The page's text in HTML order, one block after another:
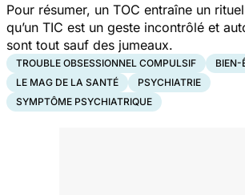
Pour résumer, un TOC entraîne un
qu’un TIC est un geste incontrôlé et
sont tout sauf des jumeaux.
TROUBLE OBSESSIONNEL COMPULSIF
BIEN-
LE MAG DE LA SANTÉ
PSYCHIATRIE
SYMPTÔME PSYCHIATRIQUE